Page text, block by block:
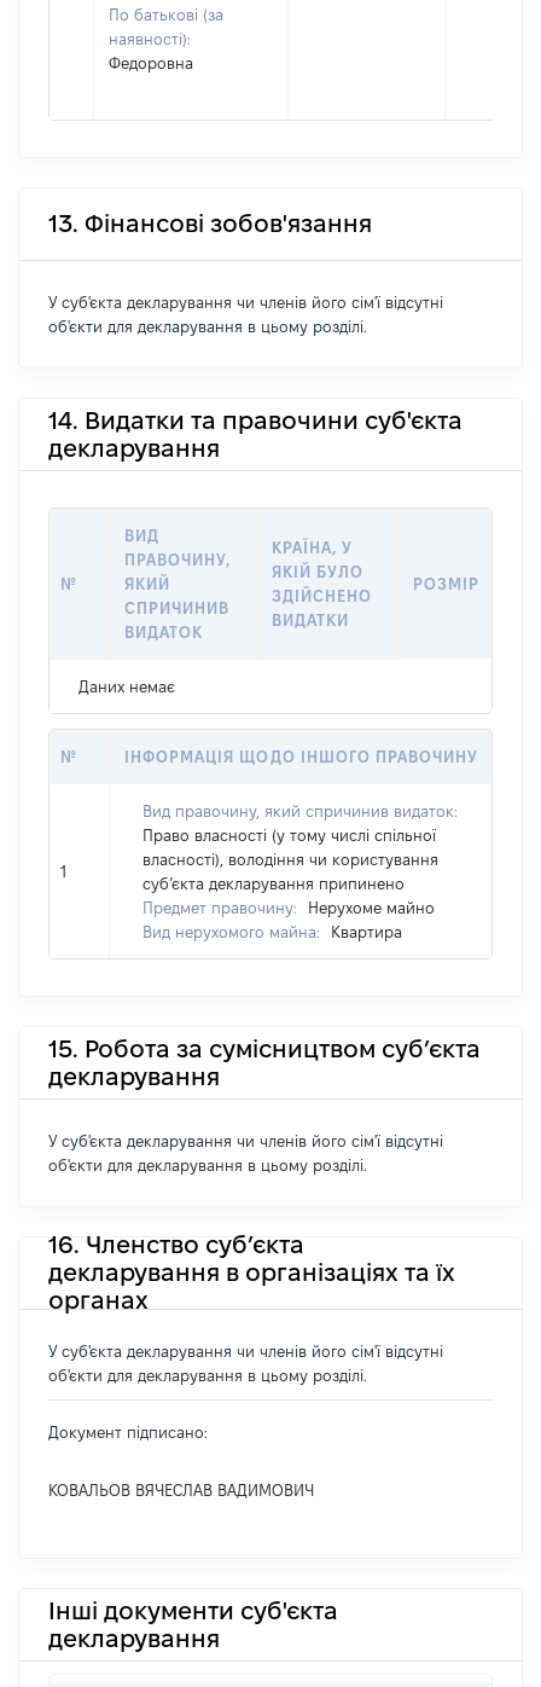
По батькові (за
наявності):
Федоровна
13. Фінансові зобов'язання
У суб'єкта декларування чи членів його сім'ї відсутні
об'єкти для декларування в цьому розділі.
14. Видатки та правочини суб'єкта
декларування
№
ВИД
ПРАВОЧИНУ,
ЯКИЙ
СПРИЧИНИВ
ВИДАТОК
КРАЇНА, У
ЯКІЙ БУЛО
ЗДІЙСНЕНО
ВИДАТКИ
РОЗМІР
Даних немає
№ ІНФОРМАЦІЯ ЩОДО ІНШОГО ПРАВОЧИНУ
1
Вид правочину, який спричинив видаток:
Право власності (у тому числі спільної
власності), володіння чи користування
суб’єкта декларування припинено
Предмет правочину:
Нерухоме майно
Вид нерухомого майна:
Квартира
15. Робота за сумісництвом суб’єкта
декларування
У суб'єкта декларування чи членів його сім'ї відсутні
об'єкти для декларування в цьому розділі.
16. Членство суб’єкта
декларування в організаціях та їх
органах
У суб'єкта декларування чи членів його сім'ї відсутні
об'єкти для декларування в цьому розділі.
Документ підписано:
КОВАЛЬОВ ВЯЧЕСЛАВ ВАДИМОВИЧ
Інші документи суб'єкта
декларування